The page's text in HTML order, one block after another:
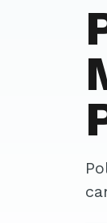
Polineuropatia: entenda causas possíveis, sinais de alerta, cuidados e